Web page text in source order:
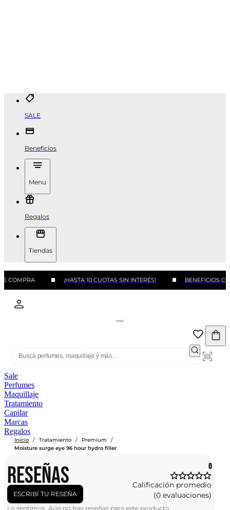
SALE
Beneficios
Menu
Regalos
Tiendas
COMPRA ¡HASTA 10 CUOTAS SIN INTERÉS! BENEFICIOS
Sale
Perfumes
Maquillaje
Tratamiento
Capilar
Marcas
Regalos
Inicio / Tratamiento / Premium /
Moisture surge eye 96 hour hydro filler
RESEÑAS
ESCRIBÍ TU RESEÑA
0
Calificación promedio
(0 evaluaciones)
Lo sentimos. Aún no hay reseñas para este producto.